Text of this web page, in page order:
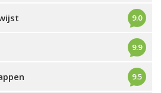
9.0
9.9
9.5